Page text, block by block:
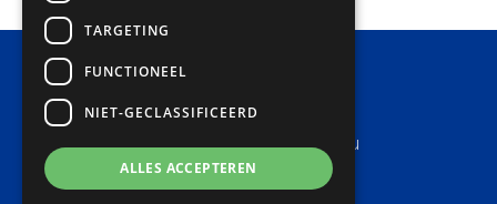
Contact
Basisschool Lucas Batau
Adres:
TARGETING
FUNCTIONEEL
NIET-GECLASSIFICEERD
ALLES ACCEPTEREN